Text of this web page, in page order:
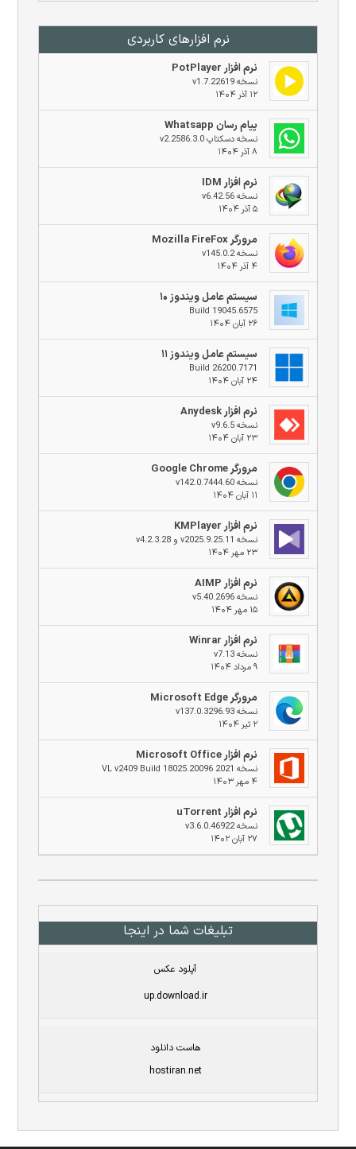
نرم افزار‌های کاربردی
نرم افزار PotPlayer
نسخه v1.7.22619
۱۲ آذر ۱۴۰۴
پیام رسان Whatsapp
نسخه دسکتاپ v2.2586.3.0
۸ آذر ۱۴۰۴
نرم افزار IDM
نسخه v6.42.56
۵ آذر ۱۴۰۴
مرورگر Mozilla FireFox
نسخه v145.0.2
۴ آذر ۱۴۰۴
سیستم عامل ویندوز ۱۰
Build 19045.6575
۲۶ آبان ۱۴۰۴
سیستم عامل ویندوز ۱۱
Build 26200.7171
۲۴ آبان ۱۴۰۴
نرم افزار Anydesk
نسخه v9.6.5
۲۳ آبان ۱۴۰۴
مرورگر Google Chrome
نسخه v142.0.7444.60
۱۱ آبان ۱۴۰۴
نرم افزار KMPlayer
نسخه v2025.9.25.11 و v4.2.3.28
۲۳ مهر ۱۴۰۴
نرم افزار AIMP
نسخه v5.40.2696
۱۵ مهر ۱۴۰۴
نرم افزار Winrar
نسخه v7.13
۹ مرداد ۱۴۰۴
مرورگر Microsoft Edge
نسخه v137.0.3296.93
۲ تیر ۱۴۰۴
نرم افزار Microsoft Office
نسخه 2021 VL v2409 Build 18025.20096
۴ مهر ۱۴۰۳
نرم افزار uTorrent
نسخه v3.6.0.46922
۲۷ آبان ۱۴۰۲
تبلیغات شما در اینجا
آپلود عکس
up.download.ir
هاست دانلود
hostiran.net